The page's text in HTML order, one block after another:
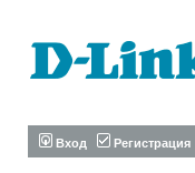
Вход Регистрация